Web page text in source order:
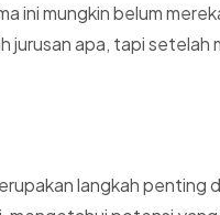
ini mungkin belum
apa, tapi
langkah